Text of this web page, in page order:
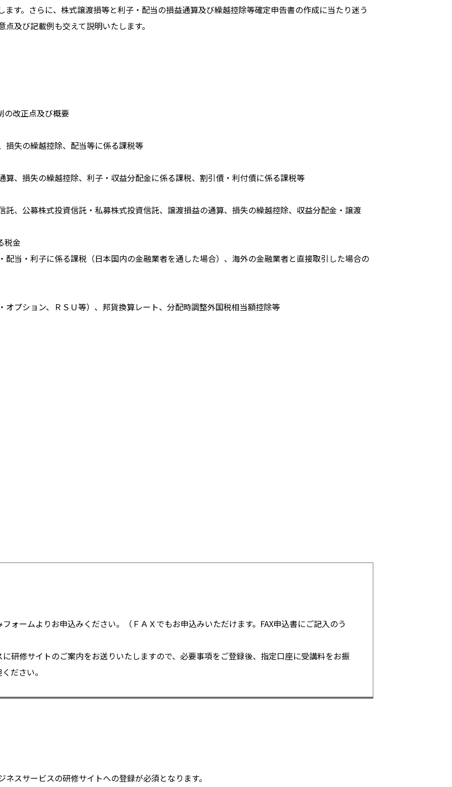
す。さらに、株式譲渡損等と利子・配当の損益通算及び繰越控除等確定申告書の作成に当たり迷う
及び記載例も交えて説明いたします。
の改正点及び概要
損失の繰越控除、配当等に係る課税等
、損失の繰越控除、利子・収益分配金に係る課税、割引債・利付債に係る課税等
、公募株式投資信託・私募株式投資信託、譲渡損益の通算、損失の繰越控除、収益分配金・譲渡
税金
当・利子に係る課税（日本国内の金融業者を通した場合）、海外の金融業者と直接取引した場合の
プション、ＲＳＵ等）、邦貨換算レート、分配時調整外国税相当額控除等
ォームよりお申込みください。（ＦＡＸでもお申込みいただけます。FAX申込書にご記入のう
研修サイトのご案内をお送りいたしますので、必要事項をご登録後、指定口座に受講料をお振
ださい。
スサービスの研修サイトへの登録が必須となります。